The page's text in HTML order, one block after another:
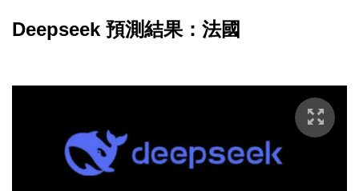
Deepseek 預測結果：法國